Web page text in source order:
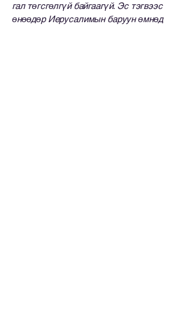
гал төгсгөлгүй байгаагүй. Эс тэгвээс
өнөөдөр Иерусалимын баруун өмнөд